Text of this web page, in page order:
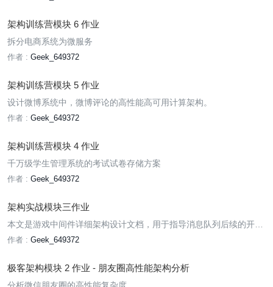
架构训练营模块 6 作业
拆分电商系统为微服务
作者 : Geek_649372
架构训练营模块 5 作业
设计微博系统中，微博评论的高性能高可用计算架构。
作者 : Geek_649372
架构训练营模块 4 作业
千万级学生管理系统的考试试卷存储方案
作者 : Geek_649372
架构实战模块三作业
本文是游戏中间件详细架构设计文档，用于指导消息队列后续的开
发、测试和运维工作。
作者 : Geek_649372
极客架构模块 2 作业 - 朋友圈高性能架构分析